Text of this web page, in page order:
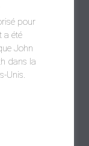
pour
a été
John
dans la
Unis.